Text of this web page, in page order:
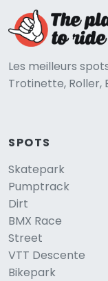
Les meilleurs
Trotinette, Roller,
SPOTS
Skatepark
Pumptrack
Dirt
BMX Race
Street
VTT Descente
Bikepark